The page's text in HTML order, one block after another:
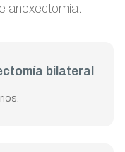
anexectomía.
bilateral